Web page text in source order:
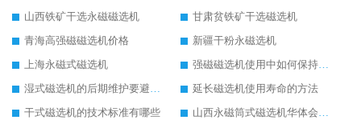
山西铁矿干选永磁磁选机
甘肃贫铁矿干选磁选机
青海高强磁磁选机价格
新疆干粉永磁选机
上海永磁式磁选机
强磁磁选机使用中如何保持其顺畅运行
湿式磁选机的后期维护要避开哪些坑
延长磁选机使用寿命的方法
干式磁选机的技术标准有哪些
山西永磁筒式磁选机华体会手机网页版-华体会(中国)